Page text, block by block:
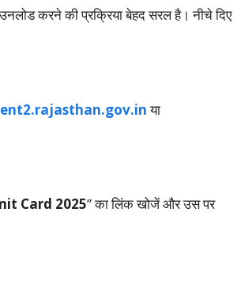
करने की प्रक्रिया बेहद सरल है। नीचे दिए
या
Card 2025” का लिंक खोजें और उस पर